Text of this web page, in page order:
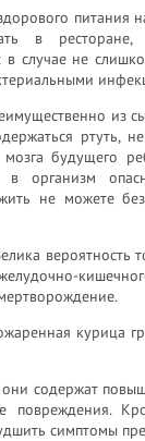
питания
в
случае не
из
ртуть,
будущего
в организм
не можете
вероятность
курица
содержат
повреждения.
симптомы